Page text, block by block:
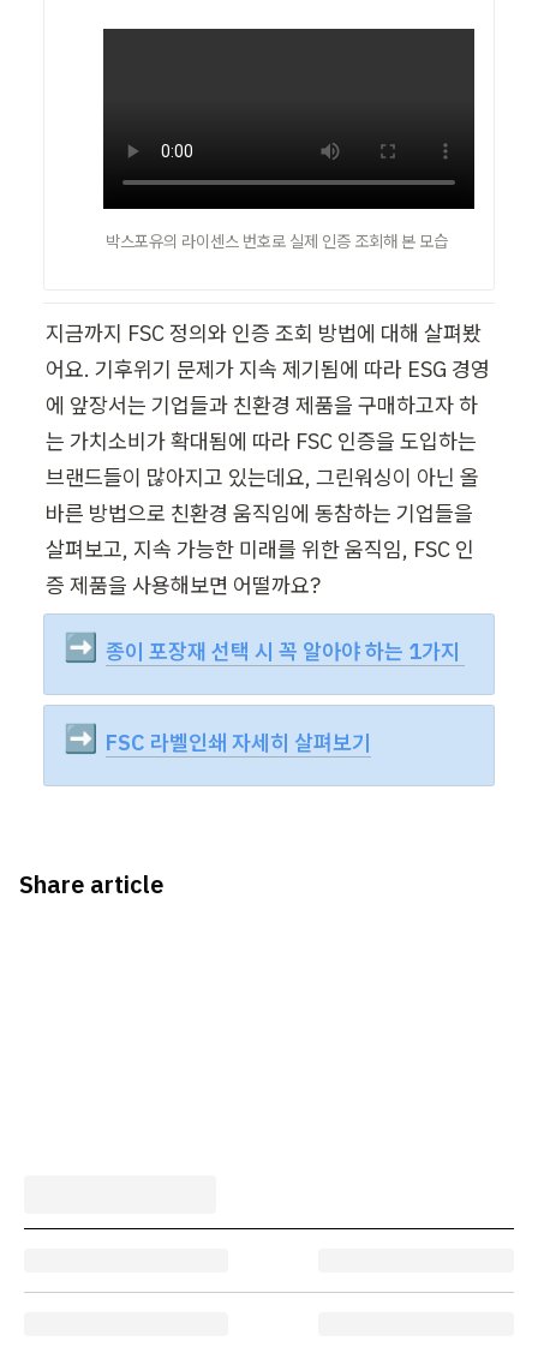
박스포유의 라이센스 번호로 실제 인증 조회해 본 모습
지금까지 FSC 정의와 인증 조회 방법에 대해 살펴봤
어요. 기후위기 문제가 지속 제기됨에 따라 ESG 경영
에 앞장서는 기업들과 친환경 제품을 구매하고자 하
는 가치소비가 확대됨에 따라 FSC 인증을 도입하는
브랜드들이 많아지고 있는데요, 그린워싱이 아닌 올
바른 방법으로 친환경 움직임에 동참하는 기업들을
살펴보고, 지속 가능한 미래를 위한 움직임, FSC 인
증 제품을 사용해보면 어떨까요?
➡️ 종이 포장재 선택 시 꼭 알아야 하는 1가지
➡️ FSC 라벨인쇄 자세히 살펴보기
Share article